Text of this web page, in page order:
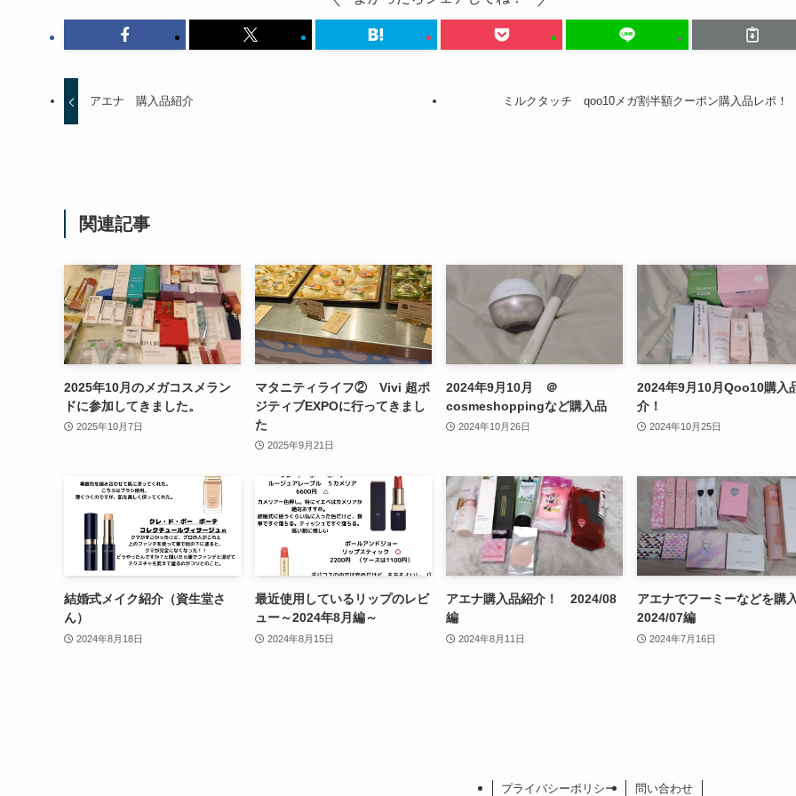
アエナ 購入品紹介 ミルクタッチ qoo10メガ割半額クーポン購入品レポ！
関連記事
2025年10月のメガコスメラン
ドに参加してきました。
2025年10月7日
マタニティライフ② Vivi 超ポ
ジティブEXPOに行ってきまし
た
2025年9月21日
2024年9月10月 ＠
cosmeshoppingなど購入品
2024年10月26日
2024年9月10月Qoo10購入
介！
2024年10月25日
結婚式メイク紹介（資生堂さ
ん）
2024年8月18日
最近使用しているリップのレビ
ュー～2024年8月編～
2024年8月15日
アエナ購入品紹介！ 2024/08
編
2024年8月11日
アエナでフーミーなどを購
2024/07編
2024年7月16日
プライバシーポリシー 問い合わせ